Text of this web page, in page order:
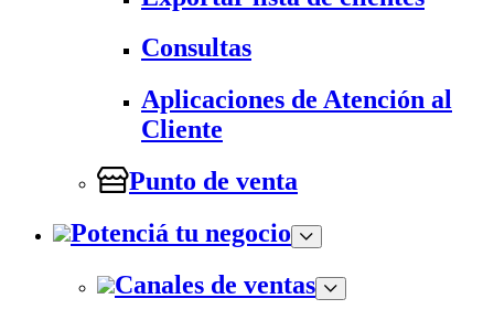
Consultas
Aplicaciones de Atención al
Cliente
Punto de venta
Potenciá tu negocio
Canales de ventas